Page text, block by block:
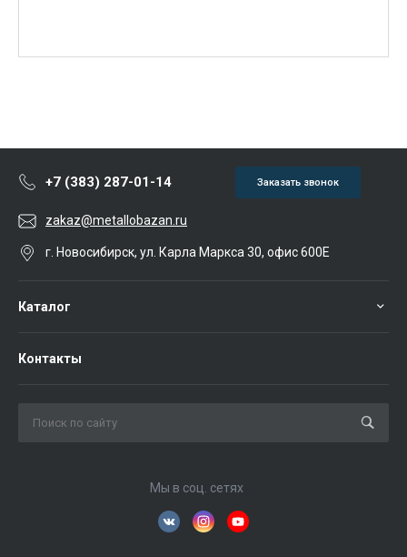
+7 (383) 287-01-14 Заказать звонок
zakaz@metallobazan.ru
г. Новосибирск, ул. Карла Маркса 30, офис 600Е
Каталог
Контакты
Мы в соц. сетях